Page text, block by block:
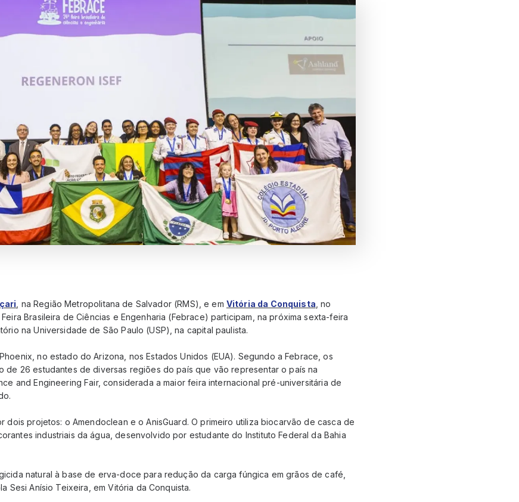
, na Região Metropolitana de Salvador (RMS), e em Vitória da Conquista , no
Brasileira de Ciências e Engenharia (Febrace) participam, na próxima sexta-feira
na Universidade de São Paulo (USP), na capital paulista.
no estado do Arizona, nos Estados Unidos (EUA). Segundo a Febrace, os
de 26 estudantes de diversas regiões do país que vão representar o país na
and Engineering Fair, considerada a maior feira internacional pré-universitária de
dois projetos: o Amendoclean e o AnisGuard. O primeiro utiliza biocarvão de casca de
industriais da água, desenvolvido por estudante do Instituto Federal da Bahia
natural à base de erva-doce para redução da carga fúngica em grãos de café,
Sesi Anísio Teixeira, em Vitória da Conquista.